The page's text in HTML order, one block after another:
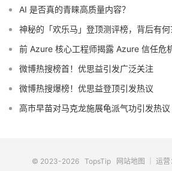
AI 是否真的青睐高质量内容？
神秘的「欢乐马」登顶测评榜，背后有何
前 Azure 核心工程师揭露 Azure 信任危
微博热搜榜首！优思益引发广泛关注
微博热搜爆榜！优思益登顶引发热议
高市早苗对马克龙施展龟派气功引发热议
© 2023-2026 TopsTip 网站地图 ｜ 运